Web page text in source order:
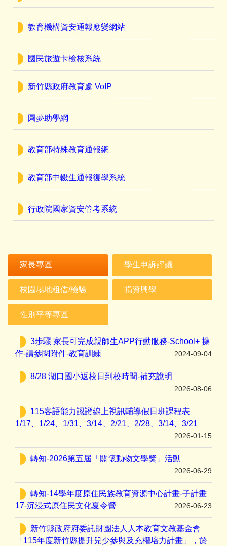
教育機構資安通報應變網站
國民旅遊卡檢核系統
新竹縣政府教育處 VoIP
圓夢助學網
教育部特殊教育通報網
教育部中輟生通報復學系統
行政院國家資安管考系統
家長專區 學生申訴評議
校園場地租借/檢驗 捐資興學
性別平等專區
3步驟 家長可完成親師生APP行動服務-School+ 操
作-請參閱附件-教育訓練
2024-09-04
8/28 湖口國小返校日到校時間-補充說明
2026-08-06
115客語能力認證線上視訊輔導假日班課程表
1/17、1/24、1/31、3/14、2/21、2/28、3/14、3/21
2026-01-15
轉知-2026第五屆「關懷動物文學獎」活動
2026-06-29
轉知-14學年度原住民族教育資源中心計畫-子計畫
17-沉浸式原住民文化夏令營
2026-06-23
新竹縣政府府委託財團法人人本教育文教基金會
「115年度新竹縣提升兒少參與及充權培力計畫」，於